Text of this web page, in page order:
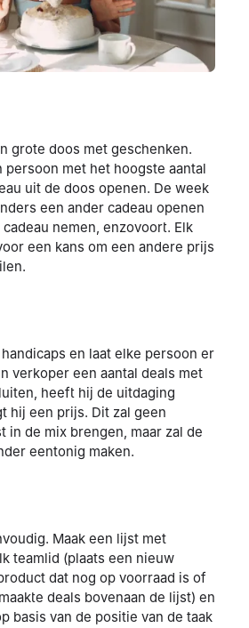
grote doos met geschenken.
persoon met het hoogste aantal
uit de doos openen. De week
een ander cadeau openen
nemen, enzovoort. Elk
een kans om een ​​andere prijs
en laat elke persoon er
verkoper een aantal deals met
heeft hij de uitdaging
hij een prijs. Dit zal geen
in de mix brengen, maar zal de
eentonig maken.
Maak een lijst met
teamlid (plaats een nieuw
dat nog op voorraad is of
deals bovenaan de lijst) en
basis van de positie van de taak